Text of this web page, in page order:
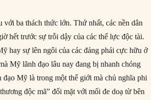
ba thách thức lớn. Thứ nhất, các nền dân
hết trước sự trỗi dậy của các thế lực độc tài.
hay sự lên ngôi của các đảng phái cực hữu ở
Mỹ lãnh đạo lâu nay đang bị nhanh chóng
đạo Mỹ là trong một thế giới mà chủ nghĩa phi
độc mã” đối mặt với mối đe doạ từ bên